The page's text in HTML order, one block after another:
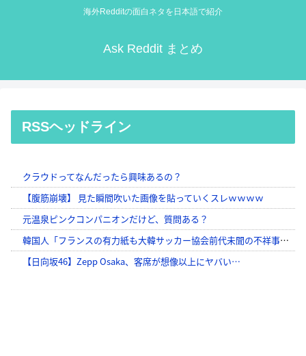
海外Redditの面白ネタを日本語で紹介
Ask Reddit まとめ
RSSヘッドライン